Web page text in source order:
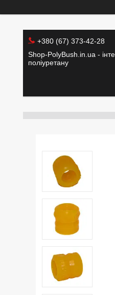
+380 (67) 373-42-28
Shop-PolyBush.in.ua -
поліуретану